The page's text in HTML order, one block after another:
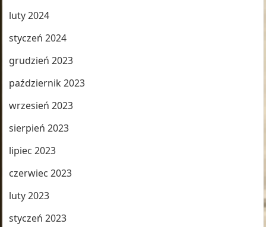
luty 2024
styczeń 2024
grudzień 2023
październik 2023
wrzesień 2023
sierpień 2023
lipiec 2023
czerwiec 2023
luty 2023
styczeń 2023